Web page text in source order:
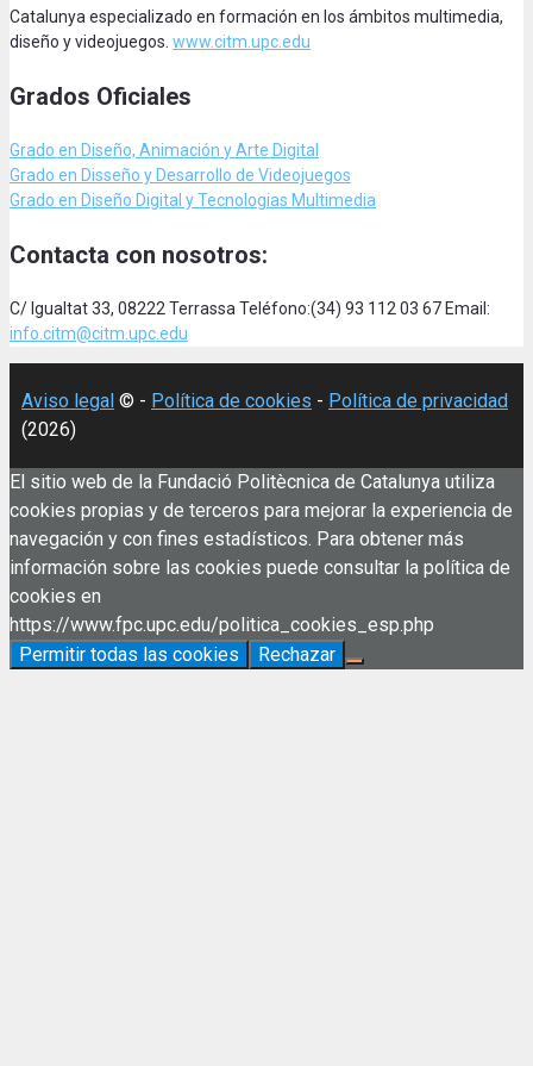
Catalunya especializado en formación en los ámbitos multimedia,
diseño y videojuegos. www.citm.upc.edu
Grados Oficiales
Grado en Diseño, Animación y Arte Digital
Grado en Disseño y Desarrollo de Videojuegos
Grado en Diseño Digital y Tecnologias Multimedia
Contacta con nosotros:
C/ Igualtat 33, 08222 Terrassa Teléfono:(34) 93 112 03 67 Email:
info.citm@citm.upc.edu
Aviso legal © - Política de cookies - Política de privacidad
(2026)
El sitio web de la Fundació Politècnica de Catalunya utiliza
cookies propias y de terceros para mejorar la experiencia de
navegación y con fines estadísticos. Para obtener más
información sobre las cookies puede consultar la política de
cookies en
https://www.fpc.upc.edu/politica_cookies_esp.php
Permitir todas las cookies
Rechazar